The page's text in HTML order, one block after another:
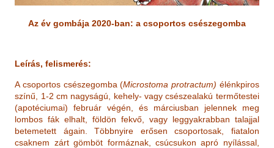
Az év gombája 2020-ban: a csoportos csészegomba
Leírás, felismerés:
A csoportos csészegomba (Microstoma protractum) élénkpiros
színű, 1-2 cm nagyságú, kehely- vagy csészealakú termőtestei
(apotéciumai) február végén, és márciusban jelennek meg
lombos fák elhalt, földön fekvő, vagy leggyakrabban talajjal
betemetett ágain. Többnyire erősen csoportosak, fiatalon
csaknem zárt gömböt formáznak, csúcsukon apró nyílással,